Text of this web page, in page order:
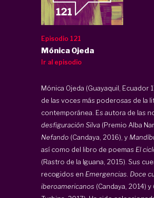
Episodio 121
Mónica Ojeda
Ir al episodio
Mónica Ojeda (Guayaquil, Ecuador
de las voces más poderosas de la
contemporánea. Es autora de las
desfiguración Silva (Premio Alba
Nefando (Candaya, 2016), y
así como del libro de poemas El
(Rastro de la Iguana, 2015). Sus
recogidos en Emergencias. Doce
iberoamericanos (Candaya, 2014) y